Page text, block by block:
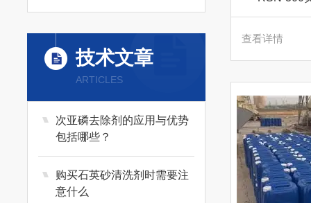
技术文章
ARTICLES
次亚磷去除剂的应用与优势
包括哪些？
购买石英砂清洗剂时需要注
意什么
查看详情